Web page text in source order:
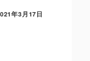
年3月17日